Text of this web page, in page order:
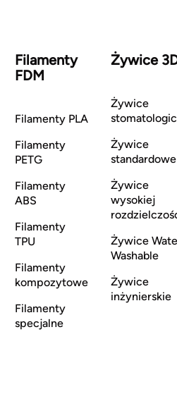
Filamenty
FDM
Filamenty PLA
Filamenty
PETG
Filamenty
ABS
Filamenty
TPU
Filamenty
kompozytowe
Filamenty
specjalne
Żywice
Żywice
Żywice
standardowe
Żywice
wysokiej
Żywice
Washable
Żywice
inżynierskie